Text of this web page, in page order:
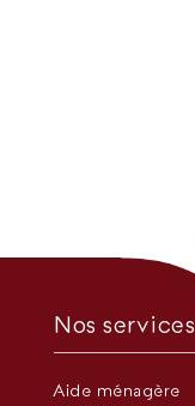
Nos services
Aide ménagère